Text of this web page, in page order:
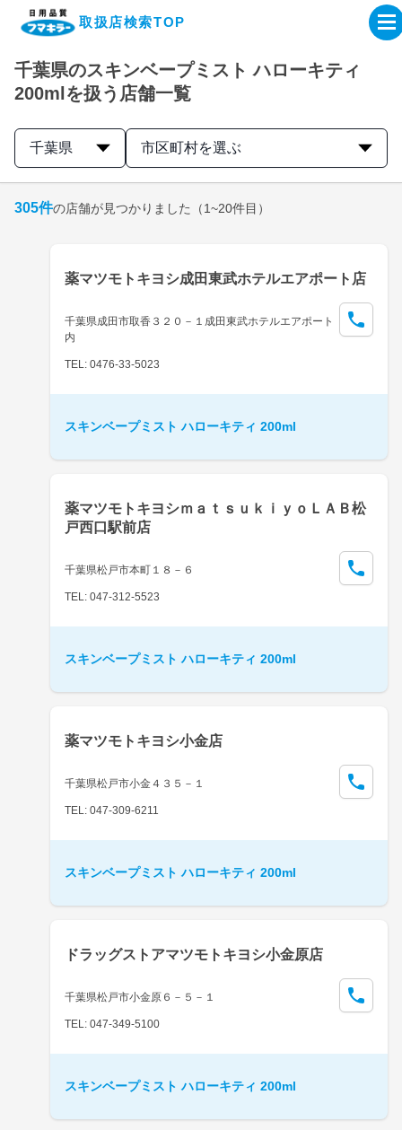
取扱店検索TOP
企業・IR情報サイト
製品情報サイト
取扱店検索はこちら
千葉県のスキンベープミスト ハローキティ
200mlを扱う店舗一覧
千葉県 市区町村を選ぶ
305件の店舗が見つかりました （1~20件目）
薬マツモトキヨシ成田東武ホテルエアポート店
千葉県成田市取香３２０－１成田東武ホテルエアポート
内
TEL: 0476-33-5023
スキンベープミスト ハローキティ 200ml
薬マツモトキヨシｍａｔｓｕｋｉｙｏＬＡＢ松
戸西口駅前店
千葉県松戸市本町１８－６
TEL: 047-312-5523
スキンベープミスト ハローキティ 200ml
薬マツモトキヨシ小金店
千葉県松戸市小金４３５－１
TEL: 047-309-6211
スキンベープミスト ハローキティ 200ml
ドラッグストアマツモトキヨシ小金原店
千葉県松戸市小金原６－５－１
TEL: 047-349-5100
スキンベープミスト ハローキティ 200ml